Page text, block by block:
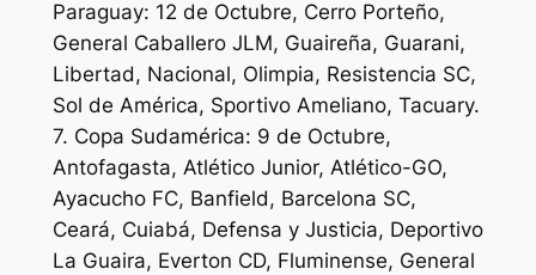
Paraguay: 12 de Octubre, Cerro Porteño,
General Caballero JLM, Guaireña, Guarani,
Libertad, Nacional, Olimpia, Resistencia SC,
Sol de América, Sportivo Ameliano, Tacuary.
7. Copa Sudamérica: 9 de Octubre,
Antofagasta, Atlético Junior, Atlético-GO,
Ayacucho FC, Banfield, Barcelona SC,
Ceará, Cuiabá, Defensa y Justicia, Deportivo
La Guaira, Everton CD, Fluminense, General